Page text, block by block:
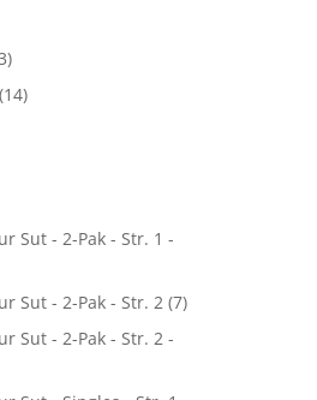
(14)
Sut - 2-Pak - Str. 1 -
Sut - 2-Pak - Str. 2 (7)
Sut - 2-Pak - Str. 2 -